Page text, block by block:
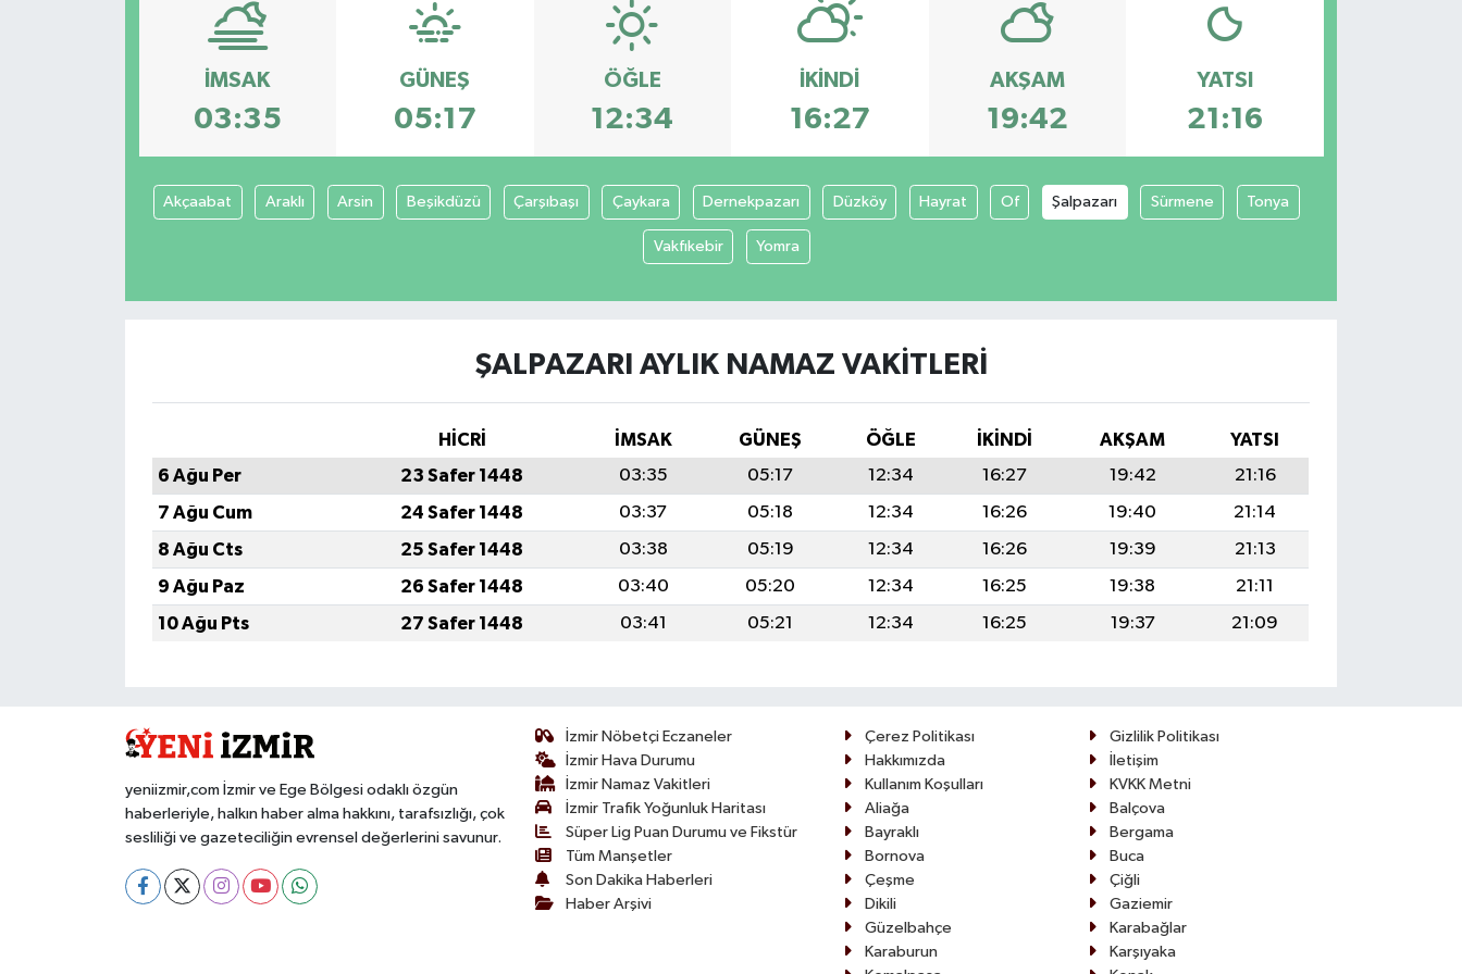
İMSAK
03:35
GÜNEŞ
05:17
ÖĞLE
12:34
İKINDI
16:27
AKŞAM
19:42
YATSI
21:16
Akçaabat Araklı Arsin Beşikdüzü Çarşıbaşı Çaykara Dernekpazarı Düzköy Hayrat Of Şalpazarı Sürmene Tonya
Vakfıkebir Yomra
ŞALPAZARI AYLIK NAMAZ VAKITLERI
HİCRİ İMSAK GÜNEŞ ÖĞLE İKINDI AKŞAM
YATSI
6 Ağu Per
23 Safer 1448 03:35 05:17 12:34 16:27 19:42
21:16
7 Ağu Cum
24 Safer 1448 03:37 05:18 12:34 16:26 19:40
21:14
8 Ağu Cts
25 Safer 1448 03:38 05:19 12:34 16:26 19:39
21:13
9 Ağu Paz
26 Safer 1448 03:40 05:20 12:34 16:25 19:38
21:11
10 Ağu Pts
27 Safer 1448 03:41 05:21 12:34 16:25 19:37 21:09
yeniizmir,com İzmir ve Ege Bölgesi odaklı özgün
haberleriyle, halkın haber alma hakkını, tarafsızlığı, çok
sesliliği ve gazeteciliğin evrensel değerlerini savunur.
İzmir Nöbetçi Eczaneler
İzmir Hava Durumu
İzmir Namaz Vakitleri
İzmir Trafik Yoğunluk Haritası
Süper Lig Puan Durumu ve Fikstür
Tüm Manşetler
Son Dakika Haberleri
Haber Arşivi
Çerez Politikası
Gizlilik Politikası
Hakkımızda
İletişim
Kullanım Koşulları
KVKK Metni
Aliağa
Balçova
Bayraklı
Bergama
Bornova
Buca
Çeşme
Çiğli
Dikili
Gaziemir
Güzelbahçe
Karabağlar
Karaburun
Karşıyaka